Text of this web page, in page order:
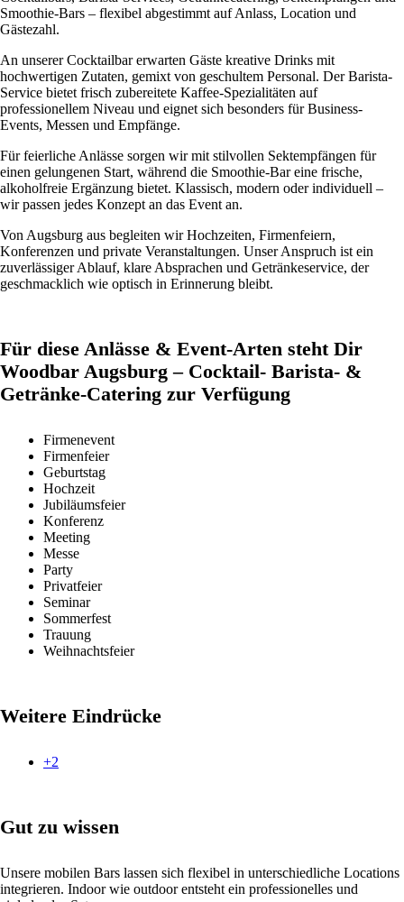
Smoothie-Bars – flexibel abgestimmt auf Anlass, Location und
Gästezahl.
An unserer Cocktailbar erwarten Gäste kreative Drinks mit
hochwertigen Zutaten, gemixt von geschultem Personal. Der Barista-
Service bietet frisch zubereitete Kaffee-Spezialitäten auf
professionellem Niveau und eignet sich besonders für Business-
Events, Messen und Empfänge.
Für feierliche Anlässe sorgen wir mit stilvollen Sektempfängen für
einen gelungenen Start, während die Smoothie-Bar eine frische,
alkoholfreie Ergänzung bietet. Klassisch, modern oder individuell –
wir passen jedes Konzept an das Event an.
Von Augsburg aus begleiten wir Hochzeiten, Firmenfeiern,
Konferenzen und private Veranstaltungen. Unser Anspruch ist ein
zuverlässiger Ablauf, klare Absprachen und Getränkeservice, der
geschmacklich wie optisch in Erinnerung bleibt.
Für diese Anlässe & Event-Arten steht Dir
Woodbar Augsburg – Cocktail- Barista- &
Getränke-Catering zur Verfügung
Firmenevent
Firmenfeier
Geburtstag
Hochzeit
Jubiläumsfeier
Konferenz
Meeting
Messe
Party
Privatfeier
Seminar
Sommerfest
Trauung
Weihnachtsfeier
Weitere Eindrücke
+2
Gut zu wissen
Unsere mobilen Bars lassen sich flexibel in unterschiedliche Locations
integrieren. Indoor wie outdoor entsteht ein professionelles und